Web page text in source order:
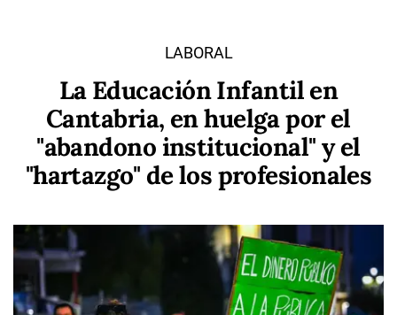
LABORAL
La Educación Infantil en
Cantabria, en huelga por el
"abandono institucional" y el
"hartazgo" de los profesionales